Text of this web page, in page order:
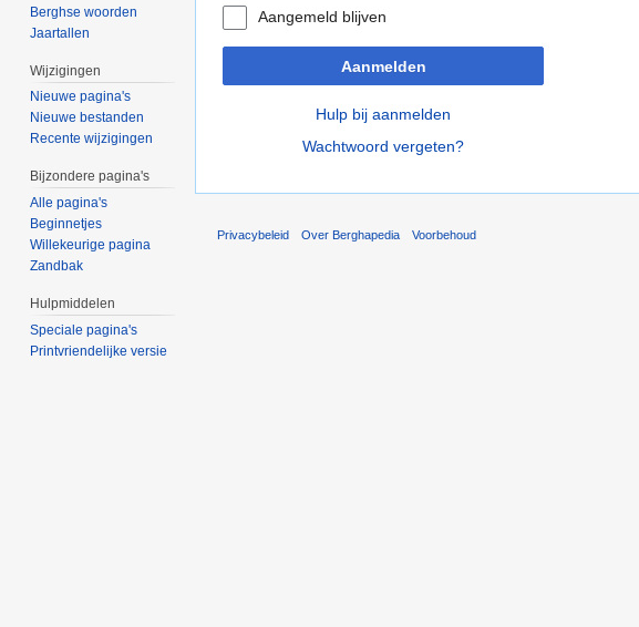
Aangemeld blijven
Aanmelden
Hulp bij aanmelden
Wachtwoord vergeten?
Berghse woorden
Jaartallen
Wijzigingen
Nieuwe pagina's
Nieuwe bestanden
Recente wijzigingen
Bijzondere pagina's
Alle pagina's
Beginnetjes
Willekeurige pagina
Zandbak
Hulpmiddelen
Speciale pagina's
Printvriendelijke versie
Privacybeleid Over Berghapedia Voorbehoud